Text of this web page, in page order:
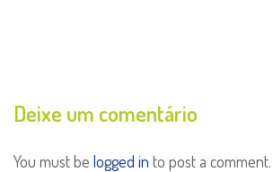
Deixe um comentário
You must be logged in to post a comment.